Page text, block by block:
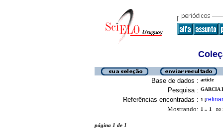
Base de dados : article
Pesquisa : GARCIA
Referências encontradas : 1 [refinar
Mostrando: 1 .. 1 no
página 1 de 1